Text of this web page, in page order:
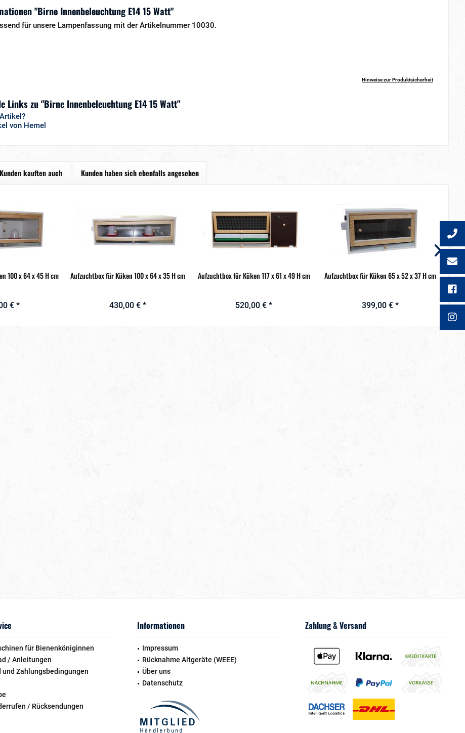
"Birne Innenbeleuchtung E14 15 Watt"
für unsere Lampenfassung mit der Artikelnummer 10030.
Hinweise zur Produktsicherheit
Links zu "Birne Innenbeleuchtung E14 15 Watt"
von Hemel
Kunden kauften auch Kunden haben sich ebenfalls angesehen
100 x 64 x 45 H cm
€ *
Aufzuchtbox für Küken 100 x 64 x 35 H cm
430,00 € *
Aufzuchtbox für Küken 117 x 61 x 49 H cm
520,00 € *
Aufzuchtbox für Küken 65 x 52 x 37 H cm
399,00 € *
für Bienenköniginnen
/ Anleitungen
und Zahlungsbedingungen
/ Rücksendungen
Informationen
Impressum
Rücknahme Altgeräte (WEEE)
Über uns
Datenschutz
Zahlung & Versand